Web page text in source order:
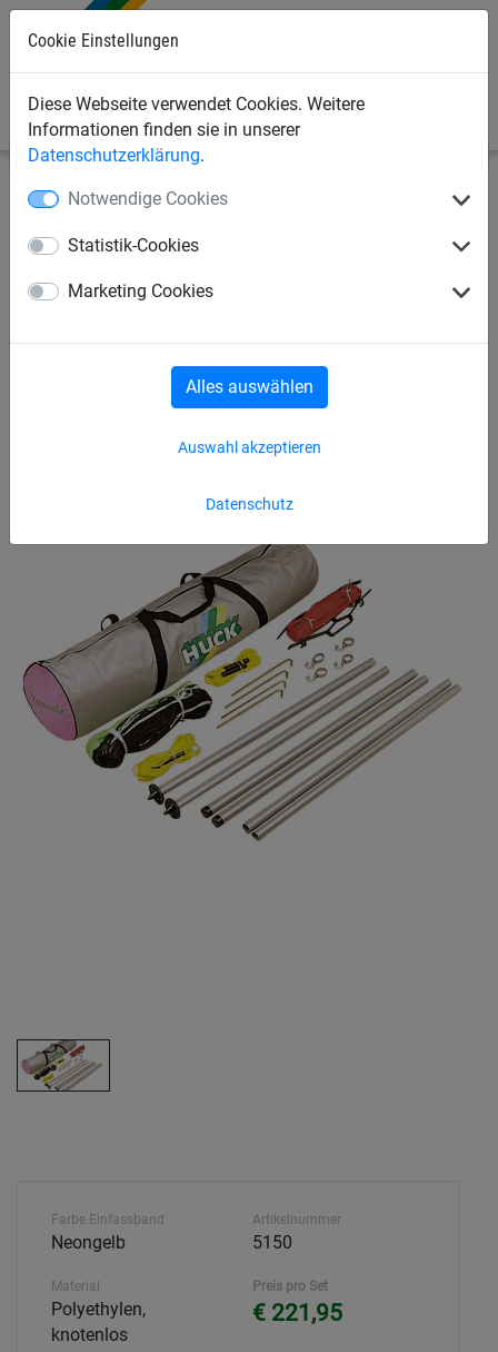
Cookie Einstellungen
Diese Webseite verwendet Cookies. Weitere
Informationen finden sie in unserer
Datenschutzerklärung.
Notwendige Cookies
Statistik-Cookies
Marketing Cookies
Datenschutz
Auswahl akzeptieren
Alles auswählen
Sportnetze Beach & Fun
Volleyball-Freizeit-Set für
Normal-Spielfeld
Farbe Einfassband
Neongelb
Material
Polyethylen,
knotenlos
Artikelnummer
5150
Preis pro Set
€ 221,95